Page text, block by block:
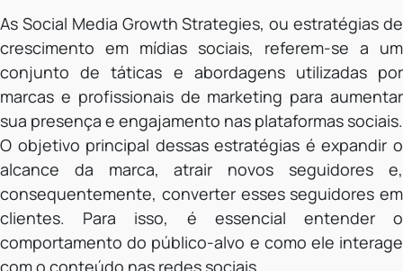
As Social Media Growth Strategies, ou estratégias de
crescimento em mídias sociais, referem-se a um
conjunto de táticas e abordagens utilizadas por
marcas e profissionais de marketing para aumentar
sua presença e engajamento nas plataformas sociais.
O objetivo principal dessas estratégias é expandir o
alcance da marca, atrair novos seguidores e,
consequentemente, converter esses seguidores em
clientes. Para isso, é essencial entender o
comportamento do público-alvo e como ele interage
com o conteúdo nas redes sociais.